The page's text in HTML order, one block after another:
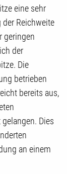
eine sehr
Reichweite
geringen
der
Die
betrieben
bereits aus,
Dies
an einem